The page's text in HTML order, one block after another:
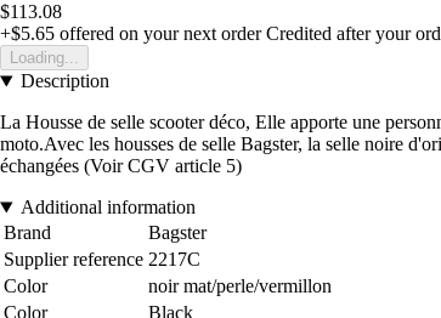
$113.08
+$5.65 offered on your next order Credited after your
Loading...
Description
La Housse de selle scooter déco, Elle apporte une
moto.Avec les housses de selle Bagster, la selle noire
échangées (Voir CGV article 5)
Additional information
Brand
Bagster
Supplier reference 2217C
Color
noir mat/perle/vermillon
Color
Black